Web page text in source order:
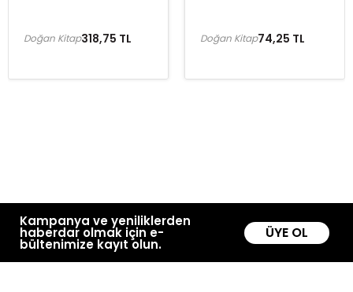
318,75 TL
Doğan Kitap 74,25 TL
Doğan Kitap
Kampanya ve yeniliklerden
haberdar olmak için e-
bültenimize kayıt olun.
ÜYE OL